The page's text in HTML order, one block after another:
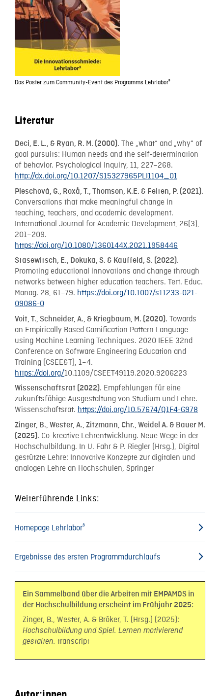
Das Poster zum Community-Event des Programms Lehrlabor³
Literatur
Deci, E. L., & Ryan, R. M. (2000). The „what“ and „why“ of
goal pursuits: Human needs and the self-determination
of behavior. Psychological Inquiry, 11, 227–268.
http://dx.doi.org/10.1207/S15327965PLI1104_01
Pleschová, G., Roxå, T., Thomson, K.E. & Felten, P. (2021).
Conversations that make meaningful change in
teaching, teachers, and academic development.
International Journal for Academic Development, 26(3),
201–209.
https://doi.org/10.1080/1360144X.2021.1958446
Stasewitsch, E., Dokuka, S. & Kauffeld, S. (2022).
Promoting educational innovations and change through
networks between higher education teachers. Tert. Educ.
Manag. 28, 61–79. https://doi.org/10.1007/s11233-021-
09086-0
Voit, T., Schneider, A., & Kriegbaum, M. (2020). Towards
an Empirically Based Gamification Pattern Language
using Machine Learning Techniques. 2020 IEEE 32nd
Conference on Software Engineering Education and
Training (CSEE&T), 1–4.
https://doi.org/10.1109/CSEET49119.2020.9206223
Wissenschaftsrat (2022). Empfehlungen für eine
zukunftsfähige Ausgestaltung von Studium und Lehre.
Wissenschaftsrat. https://doi.org/10.57674/Q1F4-G978
Zinger, B., Wester, A., Zitzmann, Chr., Weidel A. & Bauer M.
(2025). Co-kreative Lehrentwicklung. Neue Wege in der
Hochschulbildung. In U. Fahr & P. Riegler (Hrsg.), Digital
gestützte Lehre: Innovative Konzepte zur digitalen und
analogen Lehre an Hochschulen, Springer
Weiterführende Links:
Homepage Lehrlabor³
Ergebnisse des ersten Programmdurchlaufs
Ein Sammelband über die Arbeiten mit EMPAMOS in
der Hochschulbildung erscheint im Frühjahr 2025:
Zinger, B., Wester, A. & Bröker, T. (Hrsg.) (2025):
Hochschulbildung und Spiel. Lernen motivierend
gestalten. transcript